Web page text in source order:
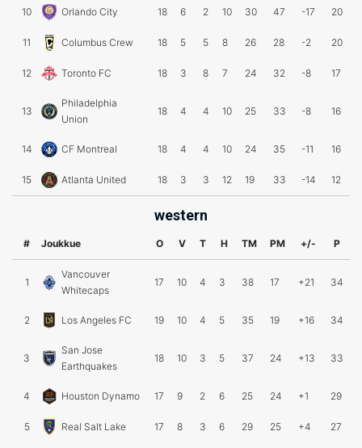
10 Orlando City 18 6 2 10 30 47 -17 20
11 Columbus Crew 18 5 5 8 26 28 -2 20
12 Toronto FC 18 3 8 7 24 32 -8 17
13
Philadelphia
Union
18 4 4 10 25 33 -8 16
14 CF Montreal 18 4 4 10 24 35 -11 16
15 Atlanta United 18 3 3 12 19 33 -14 12
western
# Joukkue O V T H TM PM +/- P
1
Vancouver
Whitecaps
17 10 4 3 38 17 +21 34
2 Los Angeles FC 19 10 4 5 35 19 +16 34
3
San Jose
Earthquakes
18 10 3 5 37 24 +13 33
4 Houston Dynamo 17 9 2 6 25 24 +1 29
5 Real Salt Lake 17 8 3 6 29 25 +4 27